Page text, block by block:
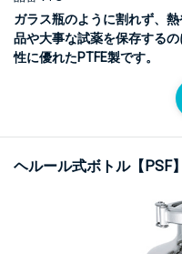
ガラス瓶のように割れず、
品や大事な試薬を保存する
性に優れたPTFE製です。
ヘルール式ボトル【PSF】